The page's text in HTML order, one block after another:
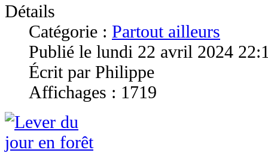
Détails
Catégorie : Partout ailleurs
Publié le lundi 22 avril 2024
Écrit par Philippe
Affichages : 1719